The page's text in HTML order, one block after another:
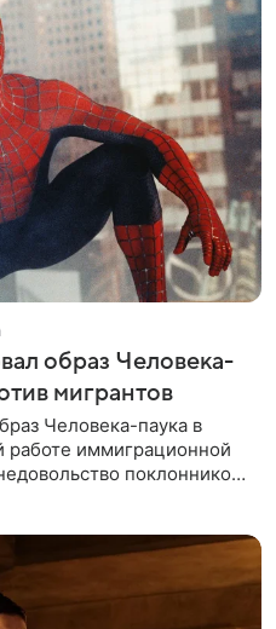
образ Человека-
мигрантов
Человека-паука в
работе иммиграционной
поклонников